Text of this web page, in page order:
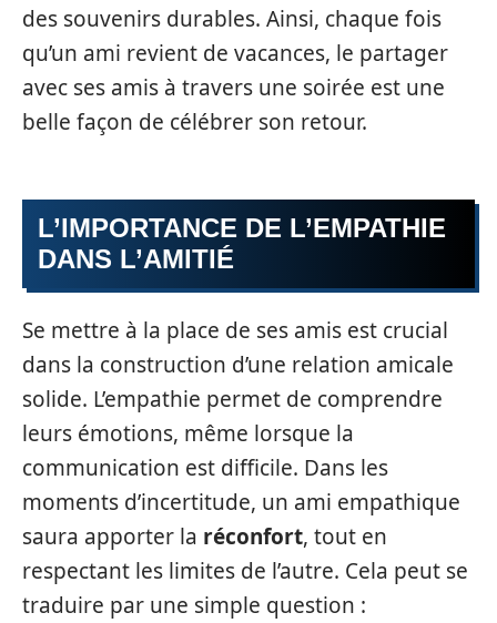
des souvenirs durables. Ainsi, chaque fois
qu’un ami revient de vacances, le partager
avec ses amis à travers une soirée est une
belle façon de célébrer son retour.
L’IMPORTANCE DE L’EMPATHIE
DANS L’AMITIÉ
Se mettre à la place de ses amis est crucial
dans la construction d’une relation amicale
solide. L’empathie permet de comprendre
leurs émotions, même lorsque la
communication est difficile. Dans les
moments d’incertitude, un ami empathique
saura apporter la réconfort, tout en
respectant les limites de l’autre. Cela peut se
traduire par une simple question :